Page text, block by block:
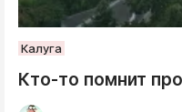
Калуга
Кто-то помнит